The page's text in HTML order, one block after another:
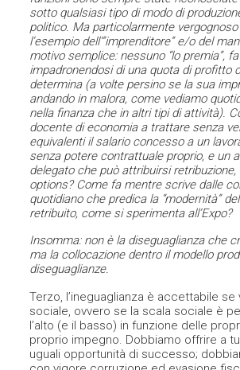
sotto qualsiasi tipo di modo di
politico. Ma particolarmente
l’esempio dell'”imprenditore” e/o del
motivo semplice: nessuno “lo premia”,
impadronendosi di una quota di profitto
determina (a volte persino se la sua
andando in malora, come vediamo
nella finanza che in altri tipi di attività).
docente di economia a trattare senza
equivalenti il salario concesso a un
senza potere contrattuale proprio, e un
delegato che può attribuirsi
options? Come fa mentre scrive dalle
quotidiano che predica la “modernità”
retribuito, come si sperimenta all’Expo?
Insomma: non è la diseguaglianza che
ma la collocazione dentro il modello
diseguaglianze.
Terzo, l’ineguaglianza è accettabile se
sociale, ovvero se la scala sociale è
l’alto (e il basso) in funzione delle
proprio impegno. Dobbiamo offrire a
uguali opportunità di successo;